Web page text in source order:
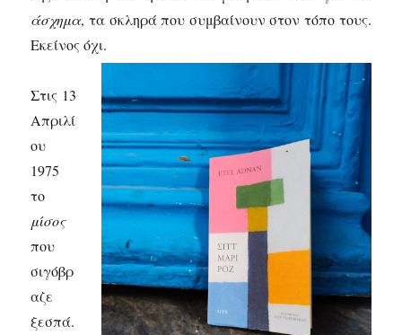
άσχημα, τα σκληρά που συμβαίνουν στον τόπο τους.
Εκείνος όχι.
Στις 13
Απριλί
ου
1975
το
μίσος
που
σιγόβρ
αζε
ξεσπά.